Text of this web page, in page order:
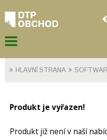
HLAVNÍ STRANA
Produkt je vyřazen!
Produkt již není v naší